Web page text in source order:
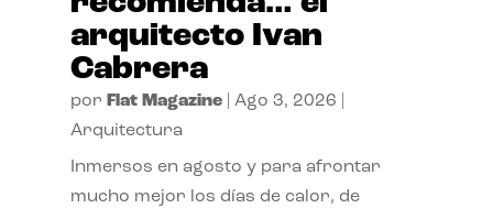
arquitecto Ivan
Cabrera
por Flat Magazine| Ago 3, 2026
Arquitectura
Inmersos en agosto y para afrontar
mucho mejor los días de calor, de